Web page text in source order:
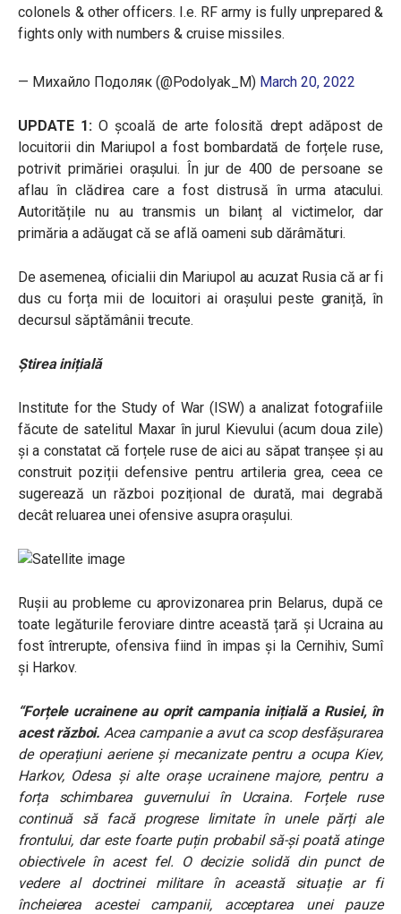
colonels & other officers. I.e. RF army is fully unprepared &
fights only with numbers & cruise missiles.
— Михайло Подоляк (@Podolyak_M) March 20, 2022
UPDATE 1: O școală de arte folosită drept adăpost de
locuitorii din Mariupol a fost bombardată de forțele ruse,
potrivit primăriei orașului. În jur de 400 de persoane se
aflau în clădirea care a fost distrusă în urma atacului.
Autoritățile nu au transmis un bilanț al victimelor, dar
primăria a adăugat că se află oameni sub dărâmături.
De asemenea, oficialii din Mariupol au acuzat Rusia că ar fi
dus cu forța mii de locuitori ai orașului peste graniță, în
decursul săptămânii trecute.
Știrea inițială
Institute for the Study of War (ISW) a analizat fotografiile
făcute de satelitul Maxar în jurul Kievului (acum doua zile)
și a constatat că forțele ruse de aici au săpat tranșee și au
construit poziții defensive pentru artileria grea, ceea ce
sugerează un război pozițional de durată, mai degrabă
decât reluarea unei ofensive asupra orașului.
Rușii au probleme cu aprovizonarea prin Belarus, după ce
toate legăturile feroviare dintre această țară și Ucraina au
fost întrerupte, ofensiva fiind în impas și la Cernihiv, Sumî
și Harkov.
“Forțele ucrainene au oprit campania inițială a Rusiei, în
acest război. Acea campanie a avut ca scop desfășurarea
de operațiuni aeriene și mecanizate pentru a ocupa Kiev,
Harkov, Odesa și alte orașe ucrainene majore, pentru a
forța schimbarea guvernului în Ucraina. Forțele ruse
continuă să facă progrese limitate în unele părți ale
frontului, dar este foarte puțin probabil să-și poată atinge
obiectivele în acest fel. O decizie solidă din punct de
vedere al doctrinei militare în această situație ar fi
încheierea acestei campanii, acceptarea unei pauze